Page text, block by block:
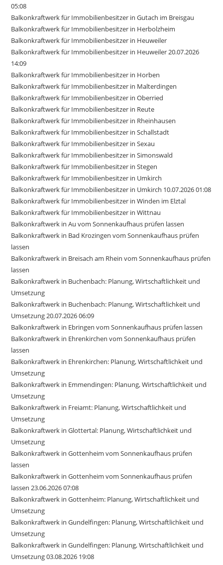
05:08
Balkonkraftwerk für Immobilienbesitzer in Gutach im Breisgau
Balkonkraftwerk für Immobilienbesitzer in Herbolzheim
Balkonkraftwerk für Immobilienbesitzer in Heuweiler
Balkonkraftwerk für Immobilienbesitzer in Heuweiler 20.07.2026
14:09
Balkonkraftwerk für Immobilienbesitzer in Horben
Balkonkraftwerk für Immobilienbesitzer in Malterdingen
Balkonkraftwerk für Immobilienbesitzer in Oberried
Balkonkraftwerk für Immobilienbesitzer in Reute
Balkonkraftwerk für Immobilienbesitzer in Rheinhausen
Balkonkraftwerk für Immobilienbesitzer in Schallstadt
Balkonkraftwerk für Immobilienbesitzer in Sexau
Balkonkraftwerk für Immobilienbesitzer in Simonswald
Balkonkraftwerk für Immobilienbesitzer in Stegen
Balkonkraftwerk für Immobilienbesitzer in Umkirch
Balkonkraftwerk für Immobilienbesitzer in Umkirch 10.07.2026 01:08
Balkonkraftwerk für Immobilienbesitzer in Winden im Elztal
Balkonkraftwerk für Immobilienbesitzer in Wittnau
Balkonkraftwerk in Au vom Sonnenkaufhaus prüfen lassen
Balkonkraftwerk in Bad Krozingen vom Sonnenkaufhaus prüfen
lassen
Balkonkraftwerk in Breisach am Rhein vom Sonnenkaufhaus prüfen
lassen
Balkonkraftwerk in Buchenbach: Planung, Wirtschaftlichkeit und
Umsetzung
Balkonkraftwerk in Buchenbach: Planung, Wirtschaftlichkeit und
Umsetzung 20.07.2026 06:09
Balkonkraftwerk in Ebringen vom Sonnenkaufhaus prüfen lassen
Balkonkraftwerk in Ehrenkirchen vom Sonnenkaufhaus prüfen
lassen
Balkonkraftwerk in Ehrenkirchen: Planung, Wirtschaftlichkeit und
Umsetzung
Balkonkraftwerk in Emmendingen: Planung, Wirtschaftlichkeit und
Umsetzung
Balkonkraftwerk in Freiamt: Planung, Wirtschaftlichkeit und
Umsetzung
Balkonkraftwerk in Glottertal: Planung, Wirtschaftlichkeit und
Umsetzung
Balkonkraftwerk in Gottenheim vom Sonnenkaufhaus prüfen
lassen
Balkonkraftwerk in Gottenheim vom Sonnenkaufhaus prüfen
lassen 23.06.2026 07:08
Balkonkraftwerk in Gottenheim: Planung, Wirtschaftlichkeit und
Umsetzung
Balkonkraftwerk in Gundelfingen: Planung, Wirtschaftlichkeit und
Umsetzung
Balkonkraftwerk in Gundelfingen: Planung, Wirtschaftlichkeit und
Umsetzung 03.08.2026 19:08